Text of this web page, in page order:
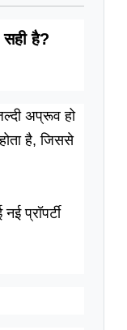
सही है?
अप्रूव हो
है, जिससे
प्रॉपर्टी